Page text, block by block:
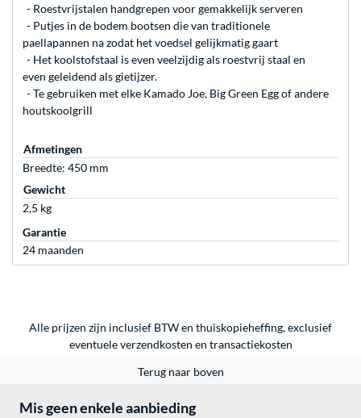
- Roestvrijstalen handgrepen voor gemakkelijk serveren
- Putjes in de bodem bootsen die van traditionele
paellapannen na zodat het voedsel gelijkmatig gaart
- Het koolstofstaal is even veelzijdig als roestvrij staal en
even geleidend als gietijzer.
- Te gebruiken met elke Kamado Joe, Big Green Egg of andere
houtskoolgrill
Afmetingen
Breedte: 450 mm
Gewicht
2,5 kg
Garantie
24 maanden
Alle prijzen zijn inclusief BTW en thuiskopieheffing, exclusief
eventueleverzendkosten en transactiekosten
Terug naar boven
Mis geen enkele aanbieding